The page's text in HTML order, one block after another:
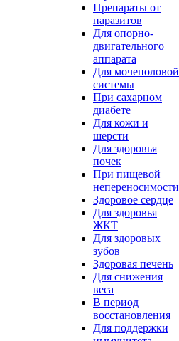
Препараты от
паразитов
Для опорно-
двигательного
аппарата
Для мочеполовой
системы
При сахарном
диабете
Для кожи и
шерсти
Для здоровья
почек
При пищевой
непереносимости
Здоровое сердце
Для здоровья
ЖКТ
Для здоровых
зубов
Здоровая печень
Для снижения
веса
В период
восстановления
Для поддержки